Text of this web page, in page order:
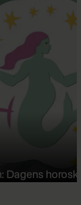
Dagens